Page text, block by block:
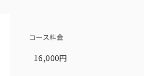
コース料金
16,000円